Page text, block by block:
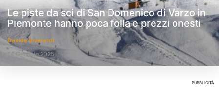
Le piste da sci di San Domenico di Varzo in
Piemonte hanno poca folla e prezzi onesti
Davide Inverardi
14 Gennaio 2025
PUBBLICITÀ